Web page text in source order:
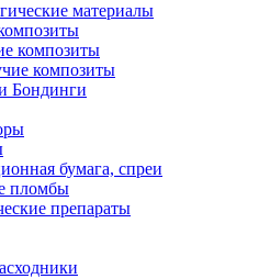
материалы
композиты
композиты
Бондинги
бумага, спреи
пломбы
препараты